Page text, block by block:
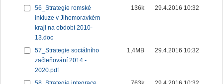
56_Strategie romské
inkluze v Jihomoravkém
kraji na období 2010-
13.doc
136k 29.4.2016 10:32
57_Strategie sociálního
začleňování 2014 -
2020.pdf
1,4MB 29.4.2016 10:32